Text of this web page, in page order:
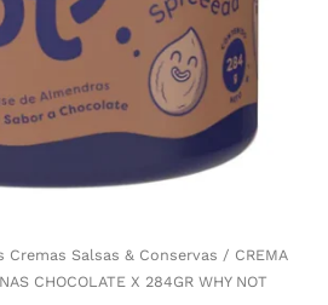
Cremas Salsas & Conservas / CREMA
CHOCOLATE X 284GR WHY NOT